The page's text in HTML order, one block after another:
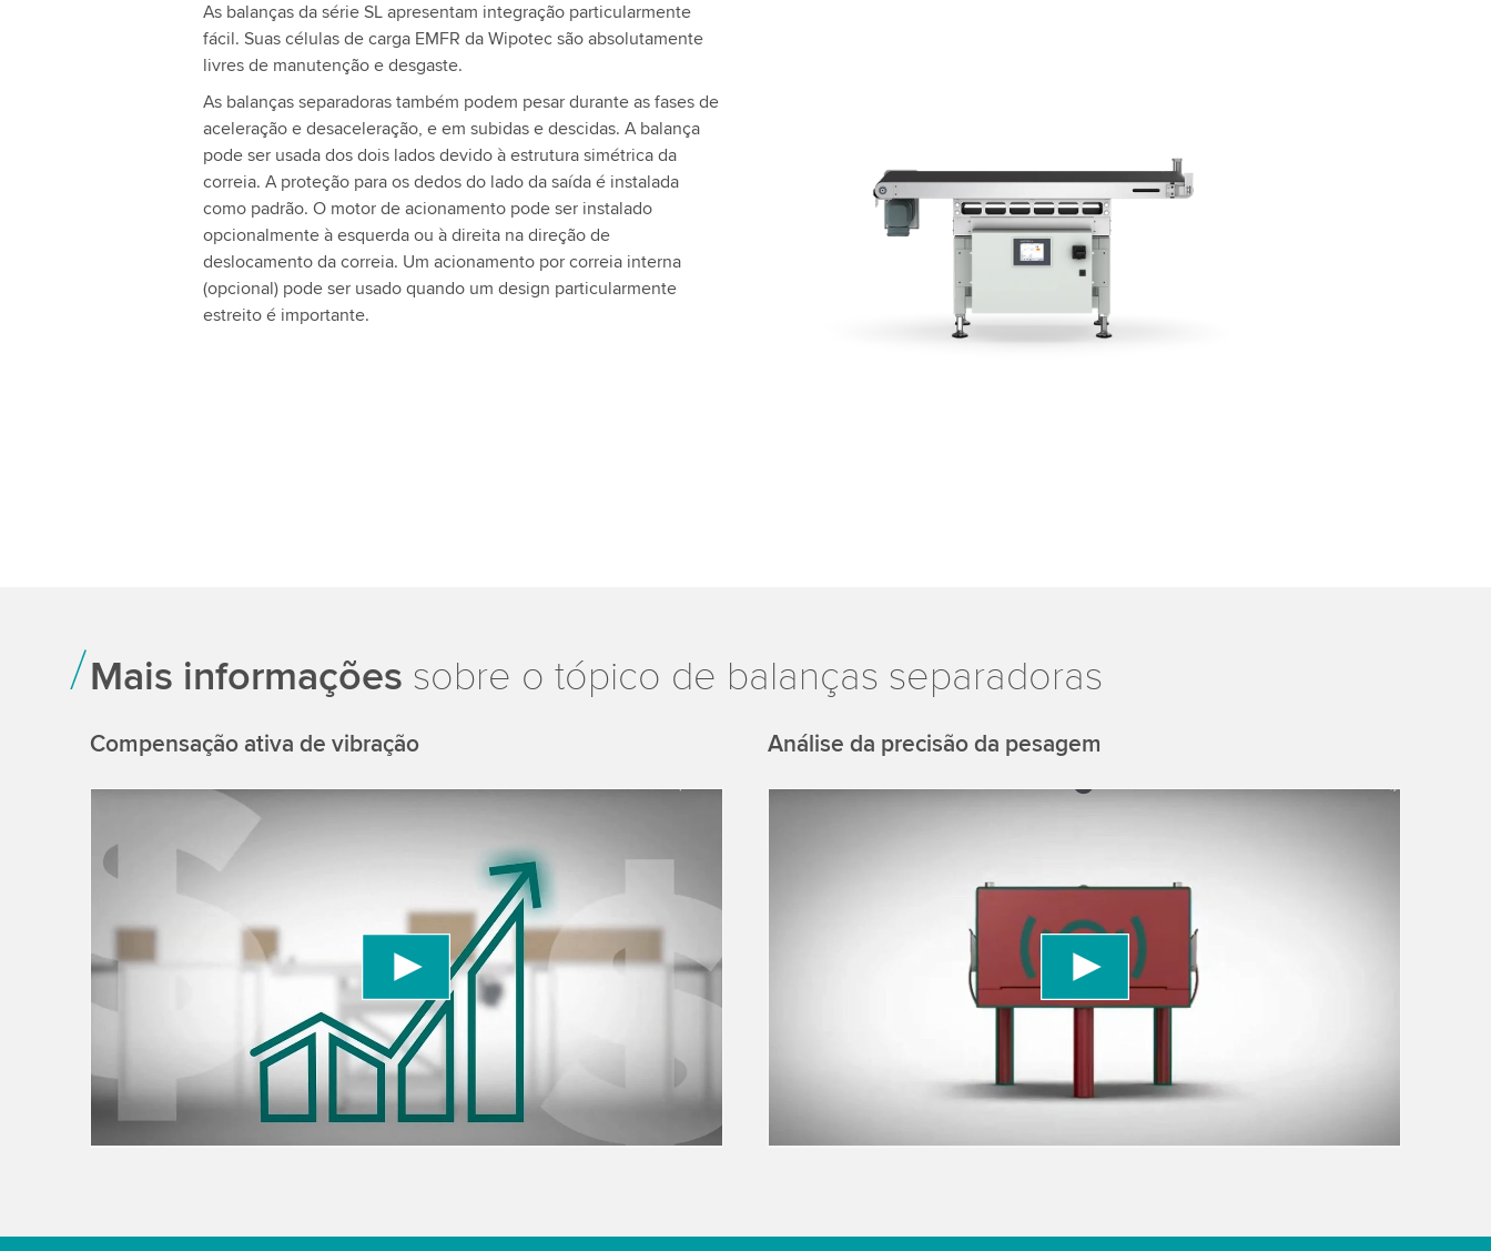
As balanças da série SL apresentam integração particularmente
fácil. Suas células de carga EMFR da Wipotec são absolutamente
livres de manutenção e desgaste.
As balanças separadoras também podem pesar durante as fases de
aceleração e desaceleração, e em subidas e descidas. A balança
pode ser usada dos dois lados devido à estrutura simétrica da
correia. A proteção para os dedos do lado da saída é instalada
como padrão. O motor de acionamento pode ser instalado
opcionalmente à esquerda ou à direita na direção de
deslocamento da correia. Um acionamento por correia interna
(opcional) pode ser usado quando um design particularmente
estreito é importante.
Mais informações sobre o tópico de balanças separadoras
Compensação ativa de vibração
We use a third party service to embed video content that may collect
data about your activity. Please review the details and accept the service
to watch this video.
More information
Análise da precisão da pesagem
data about your activity. Please review the details and accept the service
More information